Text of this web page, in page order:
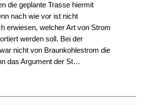
die geplante Trasse hiermit
nach wie vor ist nicht
erwiesen, welcher Art von Strom
werden soll. Bei der
nicht von Braunkohlestrom die
das Argument der St…